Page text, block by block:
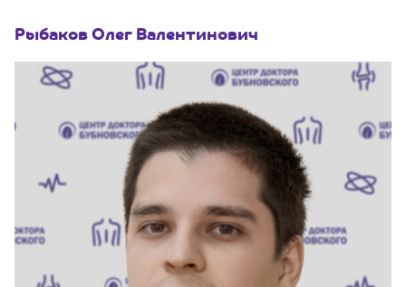
Рыбаков Олег Валентинович